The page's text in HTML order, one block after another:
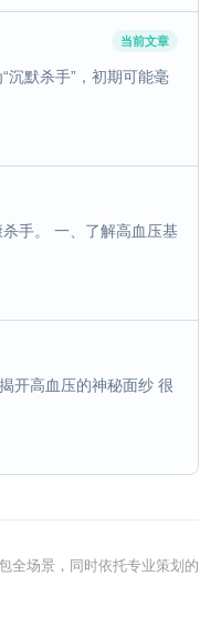
当前文章
沉默杀手”，初期可能毫
手。 一、了解高血压基
开高血压的神秘面纱 很
全场景，同时依托专业策划的